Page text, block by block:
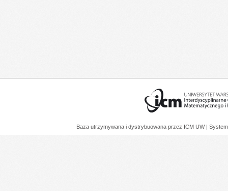
Baza utrzymywana i dystrybuowana przez ICM UW |